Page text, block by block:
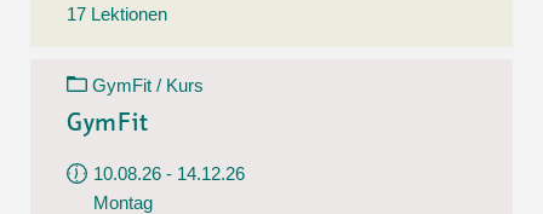
17 Lektionen
GymFit / Kurs
GymFit
10.08.26 - 14.12.26
Montag